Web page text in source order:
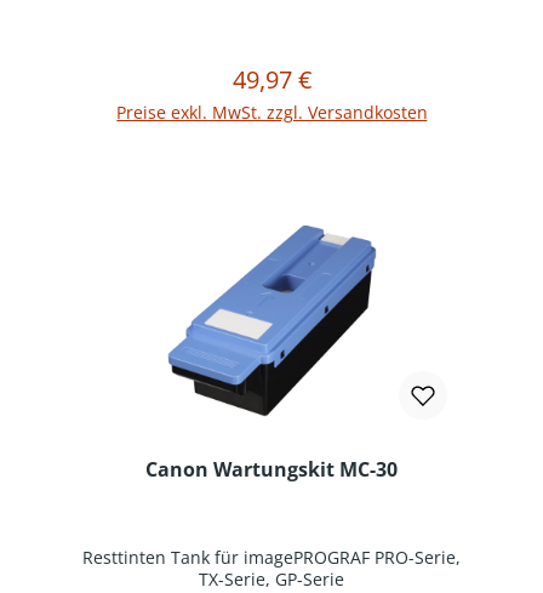
Regulärer Preis:
49,97 €
Preise exkl. MwSt. zzgl. Versandkosten
In den Warenkorb
Canon Wartungskit MC-30
Resttinten Tank für imagePROGRAF PRO-Serie,
TX-Serie, GP-Serie